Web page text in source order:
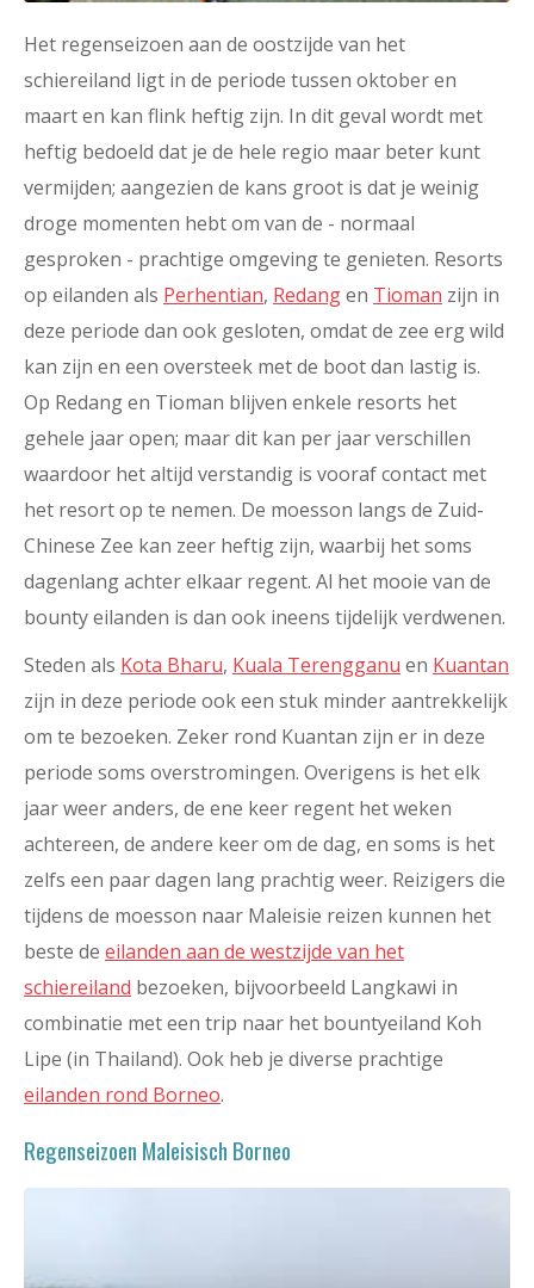
Het regenseizoen aan de oostzijde van het
schiereiland ligt in de periode tussen oktober en
maart en kan flink heftig zijn. In dit geval wordt met
heftig bedoeld dat je de hele regio maar beter kunt
vermijden; aangezien de kans groot is dat je weinig
droge momenten hebt om van de - normaal
gesproken - prachtige omgeving te genieten. Resorts
op eilanden als Perhentian, Redangen Tioman zijn in
deze periode dan ook gesloten, omdat de zee erg wild
kan zijn en een oversteek met de boot dan lastig is.
Op Redang en Tioman blijven enkele resorts het
gehele jaar open; maar dit kan per jaar verschillen
waardoor het altijd verstandig is vooraf contact met
het resort op te nemen. De moesson langs de Zuid-
Chinese Zee kan zeer heftig zijn, waarbij het soms
dagenlang achter elkaar regent. Al het mooie van de
bounty eilanden is dan ook ineens tijdelijk verdwenen.
Steden als Kota Bharu, Kuala Terengganu en Kuantan
zijn in deze periode ook een stuk minder aantrekkelijk
om te bezoeken. Zeker rond Kuantan zijn er in deze
periode soms overstromingen. Overigens is het elk
jaar weer anders, de ene keer regent het weken
achtereen, de andere keer om de dag, en soms is het
zelfs een paar dagen lang prachtig weer. Reizigers die
tijdens de moesson naar Maleisie reizen kunnen het
beste de eilanden aan de westzijde van het
schiereiland bezoeken, bijvoorbeeld Langkawi in
combinatie met een trip naar het bountyeiland Koh
Lipe (in Thailand). Ook heb je diverse prachtige
eilanden rond Borneo.
Regenseizoen Maleisisch Borneo